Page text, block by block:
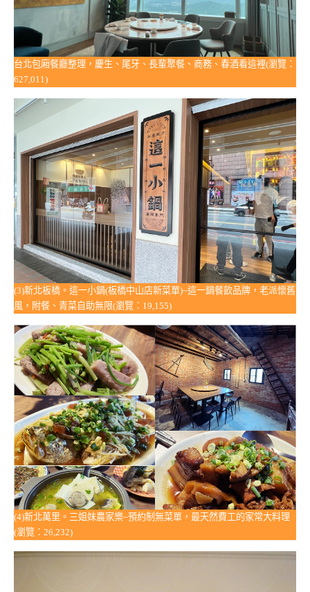
台北包廂餐廳整理，慶生、尾牙、長輩聚餐、商務、春酒看這裡(瀏覽：
627,011)
(3)新北板橋。這一小鍋(板橋中山店新菜單)~這一鍋餐飲品牌，老派懷舊
風，附餐、青菜自助無限(瀏覽：19,155)
(4)新北萬里。三姐妹農家樂~預約制無菜單，最天然費工的家常大料理
(瀏覽：26,232)